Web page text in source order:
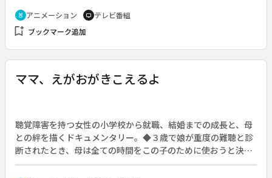
cruelty_free アニメーション tv テレビ番組
bookmark_add ブックマーク追加
ママ、えがおがきこえるよ
聴覚障害を持つ女性の小学校から就職、結婚までの成長と、母
との絆を描くドキュメンタリー。◆３歳で娘が重度の難聴と診
断されたとき、母は全ての時間をこの子のために使おうと決心
した。普通の子により近い生活を、と高校まで普通学校に通
学。時には母娘でぶつかることもあったが、明るく積極的な娘